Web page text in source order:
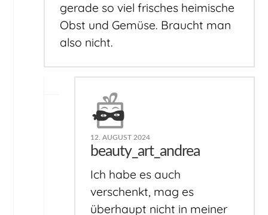
gerade so viel frisches heimische
Obst und Gemüse. Braucht man
also nicht.
12. AUGUST 2024
beauty_art_andrea
Ich habe es auch
verschenkt, mag es
überhaupt nicht in meiner